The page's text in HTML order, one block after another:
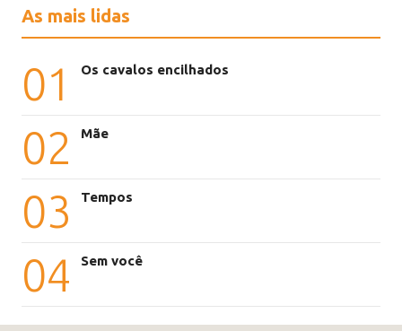
As mais lidas
01 Os cavalos encilhados
02 Mãe
03 Tempos
04 Sem você